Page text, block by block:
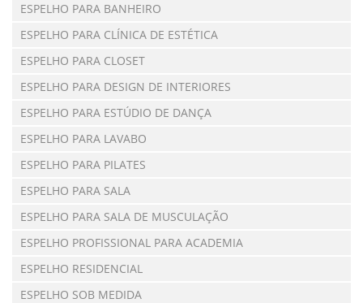
ESPELHO PARA BANHEIRO
ESPELHO PARA CLÍNICA DE ESTÉTICA
ESPELHO PARA CLOSET
ESPELHO PARA DESIGN DE INTERIORES
ESPELHO PARA ESTÚDIO DE DANÇA
ESPELHO PARA LAVABO
ESPELHO PARA PILATES
ESPELHO PARA SALA
ESPELHO PARA SALA DE MUSCULAÇÃO
ESPELHO PROFISSIONAL PARA ACADEMIA
ESPELHO RESIDENCIAL
ESPELHO SOB MEDIDA